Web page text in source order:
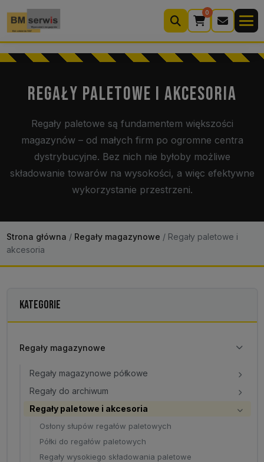
0
Wyszukiwarka
produktów
Kontakt 22 633 33 11
REGAŁY PALETOWE I AKCESORIA
Regały paletowe są fundamentem większości
magazynów – od małych firm po ogromne centra
dystrybucyjne. Bez nich nie byłoby możliwe
składowanie towarów na wysokości, a więc efektywne
wykorzystanie przestrzeni.
Strona główna / Regały magazynowe /Regały paletowe i
akcesoria
KATEGORIE
Regały magazynowe
Regały magazynowe półkowe
Regały do archiwum
Regały paletowe i akcesoria
Osłony słupów regałów paletowych
Półki do regałów paletowych
Regały wysokiego składowania paletowe